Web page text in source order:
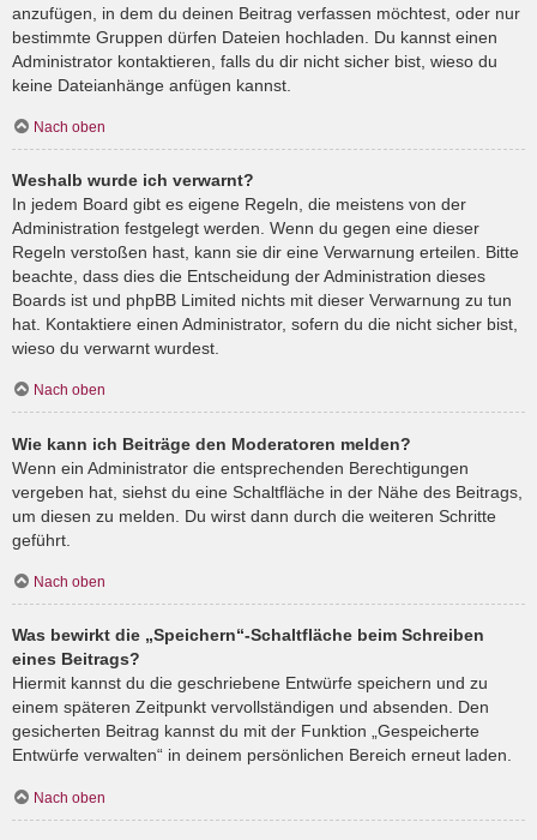
anzufügen, in dem du deinen Beitrag verfassen möchtest, oder nur
bestimmte Gruppen dürfen Dateien hochladen. Du kannst einen
Administrator kontaktieren, falls du dir nicht sicher bist, wieso du
keine Dateianhänge anfügen kannst.
Nach oben
Weshalb wurde ich verwarnt?
In jedem Board gibt es eigene Regeln, die meistens von der
Administration festgelegt werden. Wenn du gegen eine dieser
Regeln verstoßen hast, kann sie dir eine Verwarnung erteilen. Bitte
beachte, dass dies die Entscheidung der Administration dieses
Boards ist und phpBB Limited nichts mit dieser Verwarnung zu tun
hat. Kontaktiere einen Administrator, sofern du die nicht sicher bist,
wieso du verwarnt wurdest.
Nach oben
Wie kann ich Beiträge den Moderatoren melden?
Wenn ein Administrator die entsprechenden Berechtigungen
vergeben hat, siehst du eine Schaltfläche in der Nähe des Beitrags,
um diesen zu melden. Du wirst dann durch die weiteren Schritte
geführt.
Nach oben
Was bewirkt die „Speichern“-Schaltfläche beim Schreiben
eines Beitrags?
Hiermit kannst du die geschriebene Entwürfe speichern und zu
einem späteren Zeitpunkt vervollständigen und absenden. Den
gesicherten Beitrag kannst du mit der Funktion „Gespeicherte
Entwürfe verwalten“ in deinem persönlichen Bereich erneut laden.
Nach oben